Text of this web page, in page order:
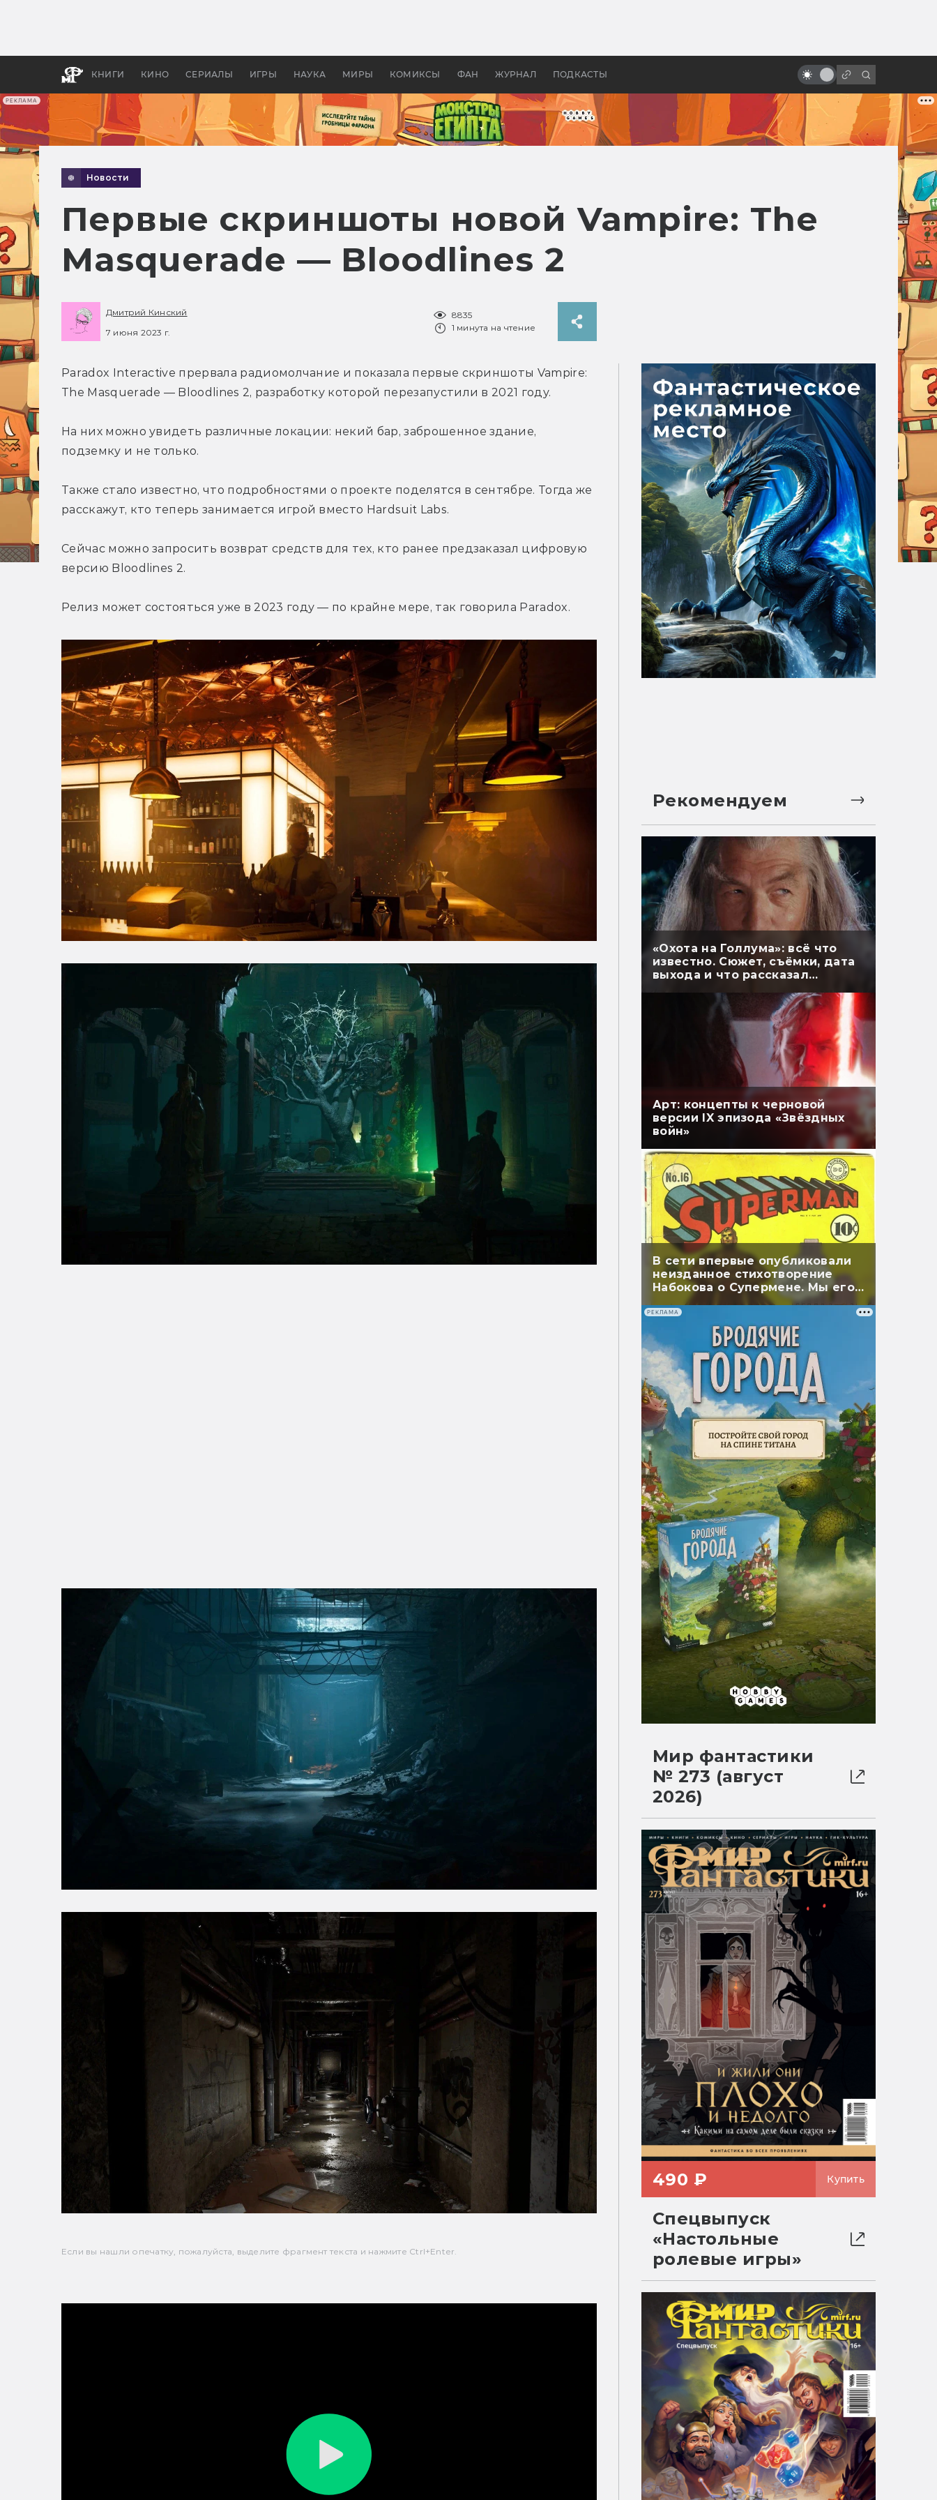
РЕКЛАМА
КНИГИ КИНО СЕРИАЛЫ ИГРЫ НАУКА МИРЫ КОМИКСЫ ФАН ЖУРНАЛ ПОДКАСТЫ
апокалипсис, в России —
бы «Властелина колец»
снова
Новости
Первые скриншоты новой Vampire: The
Masquerade — Bloodlines 2
Дмитрий Кинский
7 июня 2023 г.
8835
1 минута на чтение
Paradox Interactive прервала радиомолчание и показала первые скриншоты Vampire:
The Masquerade — Bloodlines 2, разработку которой перезапустили в 2021 году.
На них можно увидеть различные локации: некий бар, заброшенное здание,
подземку и не только.
Также стало известно, что подробностями о проекте поделятся в сентябре. Тогда же
расскажут, кто теперь занимается игрой вместо Hardsuit Labs.
Сейчас можно запросить возврат средств для тех, кто ранее предзаказал цифровую
версию Bloodlines 2.
Релиз может состояться уже в 2023 году — по крайне мере, так говорила Paradox.
Если вы нашли опечатку, пожалуйста, выделите фрагмент текста и нажмите Ctrl+Enter.
Рекомендуем
«Охота на Голлума»: всё что
известно. Сюжет, съёмки, дата
выхода и что рассказал
Арт: концепты к черновой
версии IX эпизода «Звёздных
войн»
В сети впервые опубликовали
неизданное стихотворение
Набокова о Супермене. Мы его
перевели
РЕКЛАМА
Мир фантастики
№ 273 (август
2026)
490 ₽ Купить
Спецвыпуск
«Настольные
ролевые игры»